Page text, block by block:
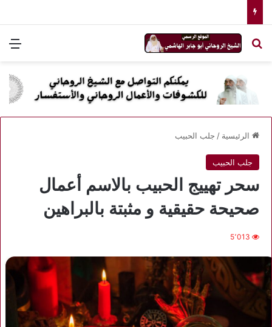
بحث عن
الرئيسية / جلب الحبيب
جلب الحبيب
سحر تهييج الحبيب بالاسم أعمال
صحيحة حقيقية و مثبتة بالبراهين
5٬013